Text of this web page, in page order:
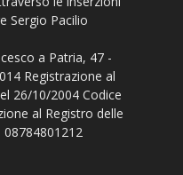
Sergio Pacilio
a Patria, 47 -
Registrazione al
26/10/2004 Codice
al Registro delle